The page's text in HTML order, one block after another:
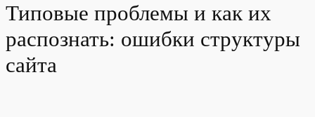
Типовые проблемы и как их
распознать: ошибки структуры
сайта